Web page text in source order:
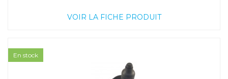
VOIR LA FICHE PRODUIT
En stock